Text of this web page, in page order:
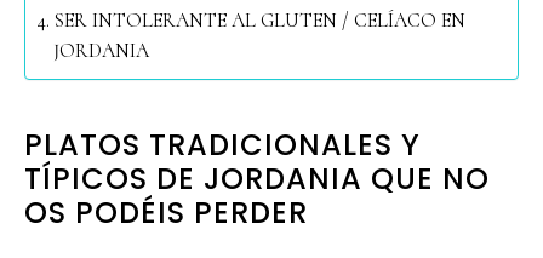
SER INTOLERANTE AL GLUTEN / CELÍACO EN
JORDANIA
PLATOS TRADICIONALES Y
TÍPICOS DE JORDANIA QUE NO
OS PODÉIS PERDER